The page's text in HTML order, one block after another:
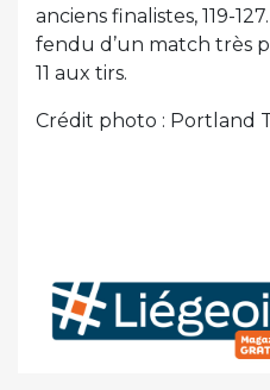
anciens finalistes, 119-
fendu d’un match très
11 aux tirs.
Crédit photo : Portland